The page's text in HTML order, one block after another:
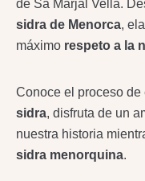
de Sa Marjal Vella.
sidra de Menorca,
máximo respeto a la
Conoce el proceso
sidra, disfruta de un
nuestra historia
sidra menorquina.